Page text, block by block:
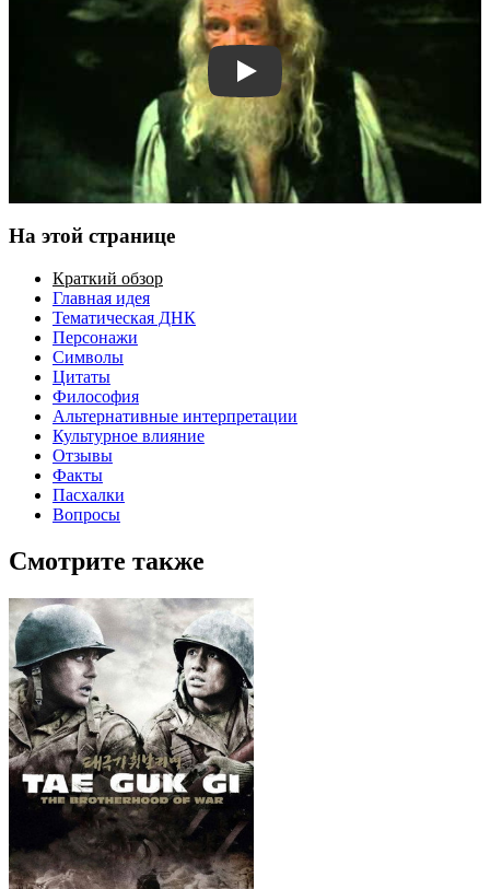
Смотреть трейлер
На этой странице
Краткий обзор
Главная идея
Тематическая ДНК
Персонажи
Символы
Цитаты
Философия
Альтернативные интерпретации
Культурное влияние
Отзывы
Факты
Пасхалки
Вопросы
Смотрите также